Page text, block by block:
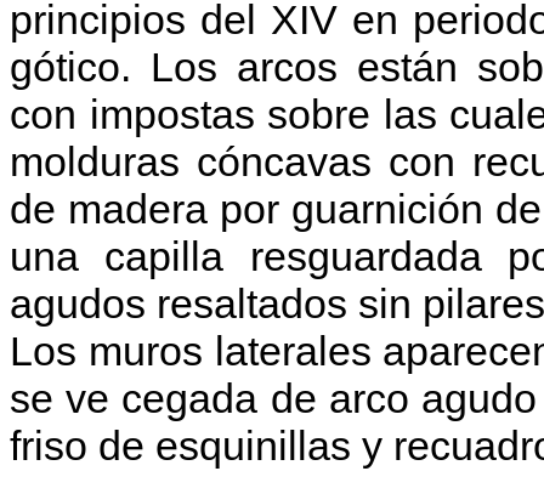
principios del XIV en
gótico. Los arcos están
con impostas sobre las
molduras cóncavas con
de madera por guarnición
una capilla resguardada
agudos resaltados sin
Los muros laterales
se ve cegada de arco
friso de esquinillas y